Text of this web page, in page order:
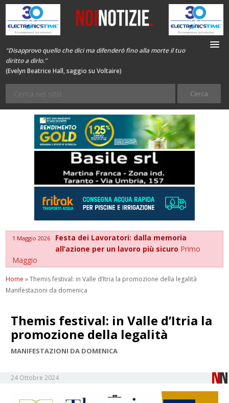
“Disapprovo quello che dici ma difenderò fino alla morte il tuo
diritto a dirlo.”
(Evelyn Beatrice Hall, saggio su Voltaire)
1 Maggio 2026
Festa dei Lavoratori: dalla memoria
all’azione per un lavoro più sicuro Primo
Maggio
Home »Themis festival: in Valle d’Itria la promozione della legalità
Manifestazioni da domenica
Themis festival: in Valle d’Itria la
promozione della legalità
MANIFESTAZIONI DA DOMENICA
24 Ottobre 2024